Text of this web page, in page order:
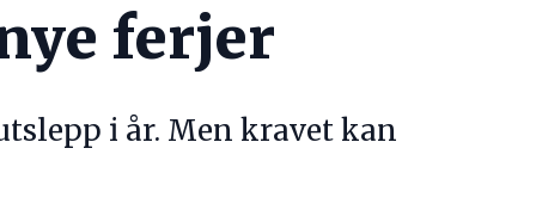
ferjer
i år. Men kravet kan